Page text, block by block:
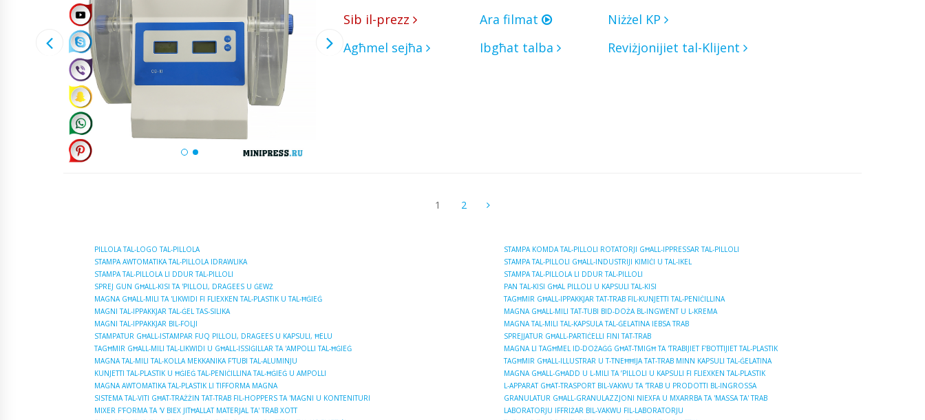
Sib il-prezz Ara filmat
Niżżel KP
Agħmel sejħa
Ibgħat talba Reviżjonijiet tal-Klijent
1 2
PILLOLA TAL-LOGO TAL-PILLOLA
STAMPA AWTOMATIKA TAL-PILLOLA IDRAWLIKA
STAMPA TAL-PILLOLA LI DDUR TAL-PILLOLI
SPREJ GUN GĦALL-KISI TA 'PILLOLI, DRAGEES U ĠEWŻ
MAGNA GĦALL-MILI TA 'LIKWIDI FI FLIEXKEN TAL-PLASTIK U TAL-ĦĠIEĠ
MAGNI TAL-IPPAKKJAR TAL-ĠEL TAS-SILIKA
MAGNI TAL-IPPAKKJAR BIL-FOLJI
STAMPATUR GĦALL-ISTAMPAR FUQ PILLOLI, DRAGEES U KAPSULI, ĦELU
TAGĦMIR GĦALL-MILI TAL-LIKWIDI U GĦALL-ISSIĠILLAR TA 'AMPOLLI TAL-ĦĠIEĠ
MAGNA TAL-MILI TAL-KOLLA MEKKANIKA F'TUBI TAL-ALUMINJU
KUNJETTI TAL-PLASTIK U ĦĠIEĠ TAL-PENIĊILLINA TAL-ĦĠIEĠ U AMPOLLI
MAGNA AWTOMATIKA TAL-PLASTIK LI TIFFORMA MAGNA
SISTEMA TAL-VITI GĦAT-TRAŻŻIN TAT-TRAB FIL-HOPPERS TA 'MAGNI U KONTENITURI
MIXER F'FORMA TA 'V BIEX JITĦALLAT MATERJAL TA' TRAB XOTT
STAMPA KOMDA TAL-PILLOLI ROTATORJI GĦALL-IPPRESSAR TAL-PILLOLI
STAMPA TAL-PILLOLI GĦALL-INDUSTRIJI KIMIĊI U TAL-IKEL
STAMPA TAL-PILLOLA LI DDUR TAL-PILLOLI
PAN TAL-KISI GĦAL PILLOLI U KAPSULI TAL-KISI
TAGĦMIR GĦALL-IPPAKKJAR TAT-TRAB FIL-KUNJETTI TAL-PENIĊILLINA
MAGNA GĦALL-MILI TAT-TUBI BID-DOŻA BL-INGWENT U L-KREMA
MAGNA TAL-MILI TAL-KAPSULA TAL-ĠELATINA IEBSA TRAB
SPREJJATUR GĦALL-PARTIĊELLI FINI TAT-TRAB
MAGNA LI TAGĦMEL ID-DOŻAĠĠ GĦAT-TMIGĦ TA 'TRABIJIET F'BOTTIJIET TAL-PLASTIK
TAGĦMIR GĦALL-ILLUSTRAR U T-TNEĦĦIJA TAT-TRAB MINN KAPSULI TAL-ĠELATINA
MAGNA GĦALL-GĦADD U L-MILI TA ’PILLOLI U KAPSULI FI FLIEXKEN TAL-PLASTIK
L-APPARAT GĦAT-TRASPORT BIL-VAKWU TA 'TRAB U PRODOTTI BL-INGROSSA
GRANULATUR GĦALL-GRANULAZZJONI NIEXFA U MXARRBA TA 'MASSA TA' TRAB
LABORATORJU IFFRIŻAR BIL-VAKWU FIL-LABORATORJU